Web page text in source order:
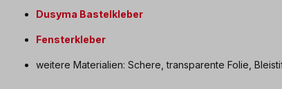
Dusyma Bastelkleber
Fensterkleber
weitere Materialien: Schere, transparente Folie,